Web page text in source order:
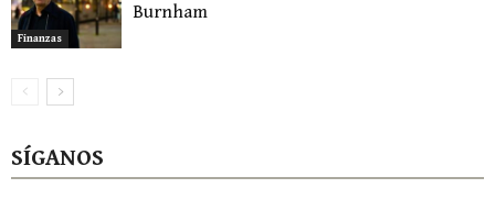
Finanzas
Burnham
SÍGANOS